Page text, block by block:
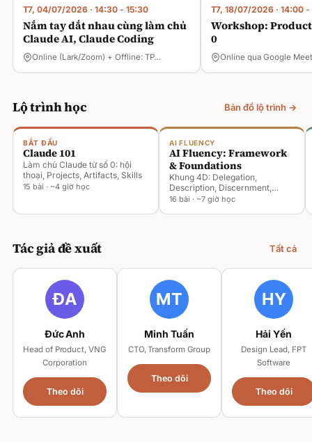
T7, 04/07/2026 · 14:30 - 15:30
Nắm tay dắt nhau cùng làm chủ
Claude AI, Claude Coding
Online (Lark/Zoom) + Offline: TP…
T7, 18/07/2026 · 14:00 -
Workshop:
0
Online qua Google Meet
Lộ trình học Bản đồ lộ trình →
BẮT ĐẦU
Claude 101
Làm chủ Claude từ số 0: hội
thoại, Projects, Artifacts, Skills
15 bài · ~4 giờ học
AI FLUENCY
AI Fluency: Framework
& Foundations
Khung 4D: Delegation,
Description, Discernment,
Diligence
16 bài · ~7 giờ học
Tác giả đề xuất Tất cả
Đức Anh
Head of Product, VNG
Corporation
Theo dõi
Minh Tuấn
CTO, Transform Group
Theo dõi
Hải Yến
Design Lead, FPT
Software
Theo dõi